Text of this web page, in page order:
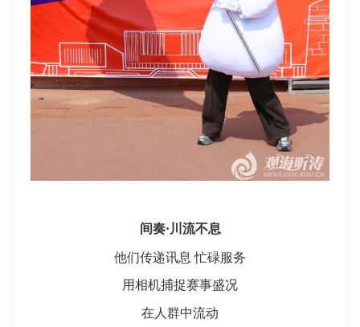
间奏·川流不息
他们传递讯息 忙碌服务
用相机捕捉赛事盛况
在人群中流动